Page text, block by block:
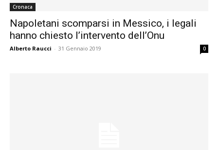
Cronaca
Napoletani scomparsi in Messico, i legali
hanno chiesto l’intervento dell’Onu
Alberto Raucci - 31 Gennaio 2019 0